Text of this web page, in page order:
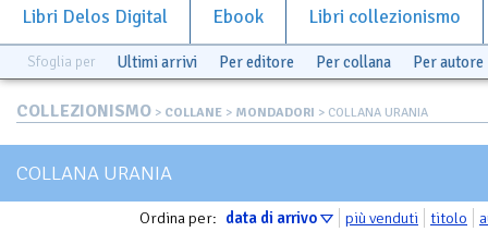
Libri Delos Digital Ebook Libri collezionismo
Sfoglia per Ultimi arrivi Per editore Per collana Per autore
COLLEZIONISMO > COLLANE > MONDADORI > COLLANA URANIA
COLLANA URANIA
Ordina per: data di arrivo più venduti titolo